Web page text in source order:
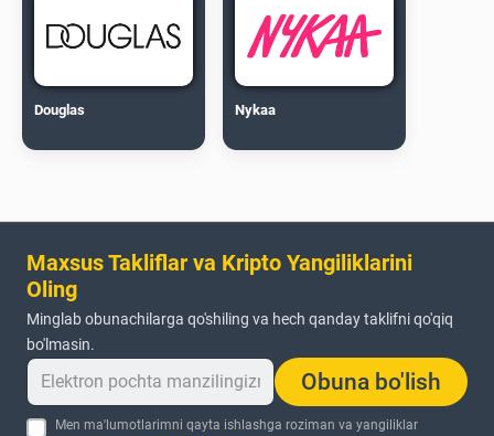
Douglas Nykaa
Maxsus Takliflar va Kripto Yangiliklarini
Oling
Minglab obunachilarga qo'shiling va hech qanday taklifni qo'qiq
bo'lmasin.
Obuna bo'lish
Men ma'lumotlarimni qayta ishlashga roziman va yangiliklar